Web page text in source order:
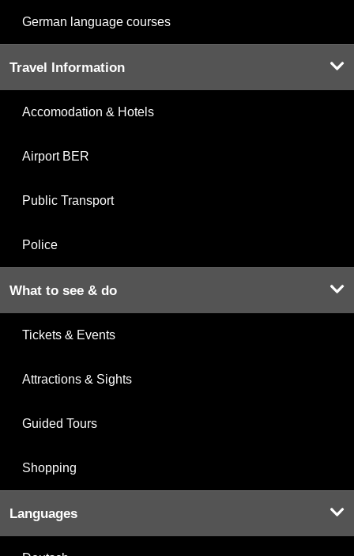
German language courses
Travel Information
Accomodation & Hotels
Airport BER
Public Transport
Police
What to see & do
Tickets & Events
Attractions & Sights
Guided Tours
Shopping
Languages